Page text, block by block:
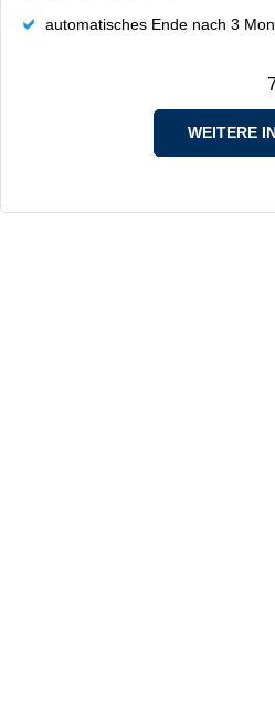
automatisches Ende nach 3
WEITERE